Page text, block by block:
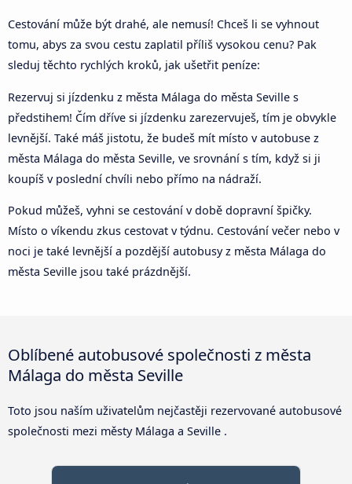
Cestování může být drahé, ale nemusí! Chceš li se vyhnout
tomu, abys za svou cestu zaplatil příliš vysokou cenu? Pak
sleduj těchto rychlých kroků, jak ušetřit peníze:
Rezervuj si jízdenku z města Málaga do města Seville s
předstihem! Čím dříve si jízdenku zarezervuješ, tím je obvykle
levnější. Také máš jistotu, že budeš mít místo v autobuse z
města Málaga do města Seville, ve srovnání s tím, když si ji
koupíš v poslední chvíli nebo přímo na nádraží.
Pokud můžeš, vyhni se cestování v době dopravní špičky.
Místo o víkendu zkus cestovat v týdnu. Cestování večer nebo v
noci je také levnější a pozdější autobusy z města Málaga do
města Seville jsou také prázdnější.
Oblíbené autobusové společnosti z města
Málaga do města Seville
Toto jsou naším uživatelům nejčastěji rezervované autobusové
společnosti mezi městy Málaga a Seville .